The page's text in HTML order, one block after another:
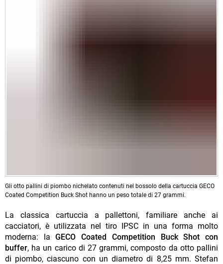
Gli otto pallini di piombo nichelato contenuti nel bossolo della cartuccia GECO
Coated Competition Buck Shot hanno un peso totale di 27 grammi.
La classica cartuccia a pallettoni, familiare anche ai
cacciatori, è utilizzata nel tiro IPSC in una forma molto
moderna: laGECO Coated Competition Buck Shot con
buffer, ha un carico di 27 grammi, composto da otto pallini
di piombo, ciascuno con un diametro di 8,25 mm. Stefan